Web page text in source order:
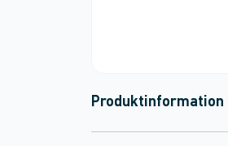
Produktinformation